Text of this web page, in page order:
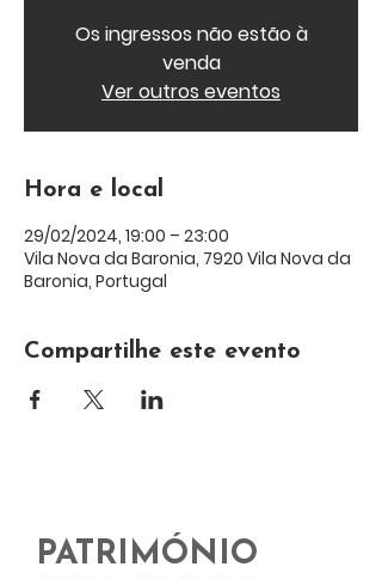
Os ingressos não estão à
venda
Ver outros eventos
Hora e local
29/02/2024, 19:00 – 23:00
Vila Nova da Baronia, 7920 Vila Nova da
Baronia, Portugal
Compartilhe este evento
PATRIMÓNIO